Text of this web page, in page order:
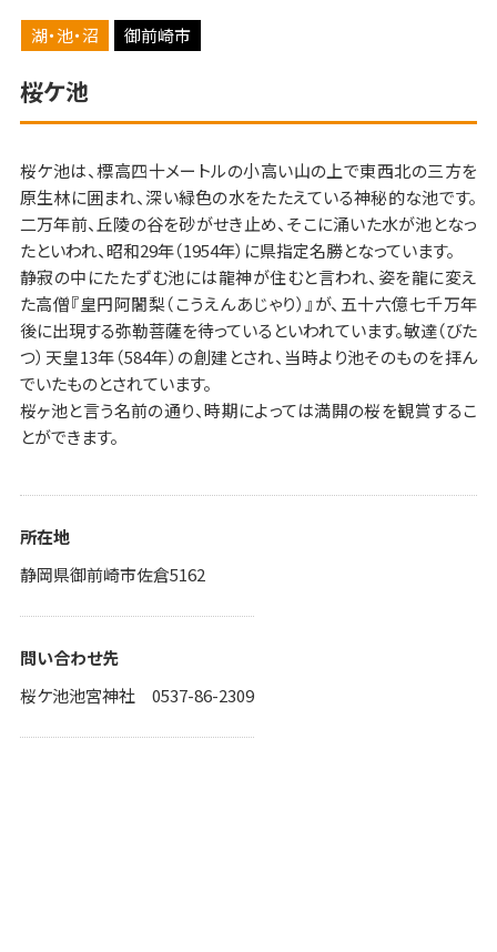
湖・池・沼 御前崎市
桜ケ池
桜ケ池は、標高四十メートルの小高い山の上で東西北の三方を
原生林に囲まれ、深い緑色の水をたたえている神秘的な池です。
二万年前、丘陵の谷を砂がせき止め、そこに涌いた水が池となっ
たといわれ、昭和29年（1954年）に県指定名勝となっています。
静寂の中にたたずむ池には龍神が住むと言われ、姿を龍に変え
た高僧『皇円阿闍梨（こうえんあじゃり）』が、五十六億七千万年
後に出現する弥勒菩薩を待っているといわれています。敏達（びた
つ）天皇13年（584年）の創建とされ、当時より池そのものを拝ん
でいたものとされています。
桜ヶ池と言う名前の通り、時期によっては満開の桜を観賞するこ
とができます。
所在地
静岡県御前崎市佐倉5162
問い合わせ先
桜ケ池池宮神社 0537-86-2309